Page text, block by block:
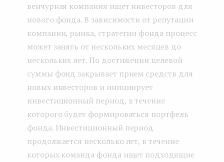
венчурная компания ищет инвесторов для
нового фонда. В зависимости от репутации
компании, рынка, стратегии фонда процесс
может занять от нескольких месяцев до
нескольких лет. По достижении целевой
суммы фонд закрывает прием средств для
новых инвесторов и инициирует
инвестиционный период, в течение
которого будет формироваться портфель
фонда. Инвестиционный период
продолжается несколько лет, в течение
которых команда фонда ищет подходящие